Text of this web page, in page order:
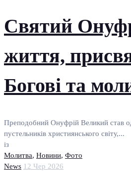
Святий
життя,
Богові та
Преподобний Онуфрій Великий став
пустельників християнського світу,...
із
Молитва, Новини, Фото
News 12 Чер 2026